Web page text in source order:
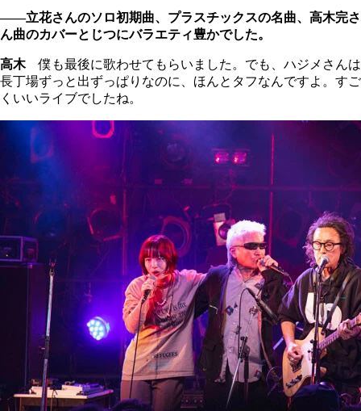
――立花さんのソロ初期曲、プラスチックスの名曲、高木完さ
ん曲のカバーとじつにバラエティ豊かでした。
高木僕も最後に歌わせてもらいました。でも、ハジメさんは
長丁場ずっと出ずっぱりなのに、ほんとタフなんですよ。すご
くいいライブでしたね。